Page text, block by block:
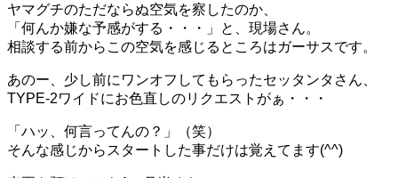
ヤマグチのただならぬ空気を察したのか、
「何んか嫌な予感がする・・・」と、現場さん。
相談する前からこの空気を感じるところはガーサスです。
あのー、少し前にワンオフしてもらったセッタンタさん、
TYPE-2ワイドにお色直しのリクエストがぁ・・・
「ハッ、何言ってんの？」（笑）
そんな感じからスタートした事だけは覚えてます(^^)